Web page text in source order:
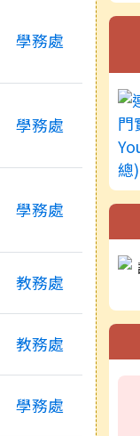
學務處
學務處
學務處
教務處
教務處
學務處